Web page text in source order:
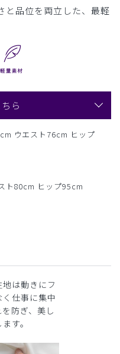
と品位を両立した、最軽
ら
ウエスト76cm ヒップ
ト80cm ヒップ95cm
は動きにフ
仕事に集中
防ぎ、美し
す。